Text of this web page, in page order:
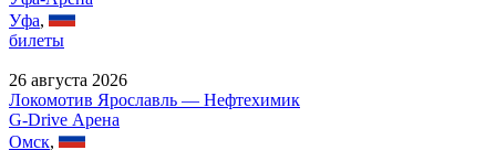
Уфа,
билеты
26 августа 2026
Локомотив Ярославль — Нефтехимик
G-Drive Арена
Омск,